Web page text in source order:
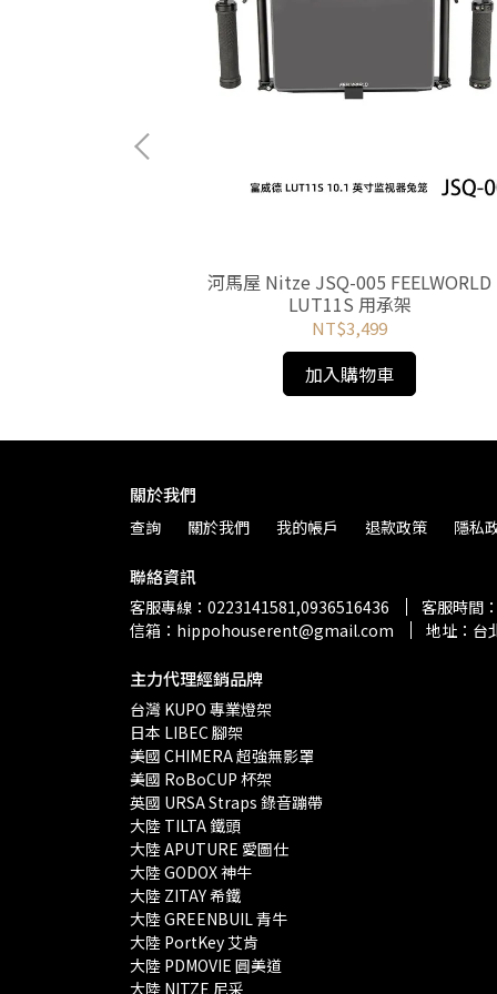
河馬屋 Nitze JSQ-005 FEELWORLD
LUT11S 用承架
NT$3,499
加入購物車
關於我們
查詢 關於我們 我的帳戶 退款政策 隱私
聯絡資訊
客服專線：0223141581,0936516436
客服時間
信箱：hippohouserent@gmail.com
地址：台
主力代理經銷品牌
台灣 KUPO 專業燈架
日本 LIBEC 腳架
美國 CHIMERA 超強無影罩
美國 RoBoCUP 杯架
英國 URSA Straps 錄音蹦帶
大陸 TILTA 鐵頭
大陸 APUTURE 愛圖仕
大陸 GODOX 神牛
大陸 ZITAY 希鐵
大陸 GREENBUIL 青牛
大陸 PortKey 艾肯
大陸 PDMOVIE 圓美道
大陸 NITZE 尼采